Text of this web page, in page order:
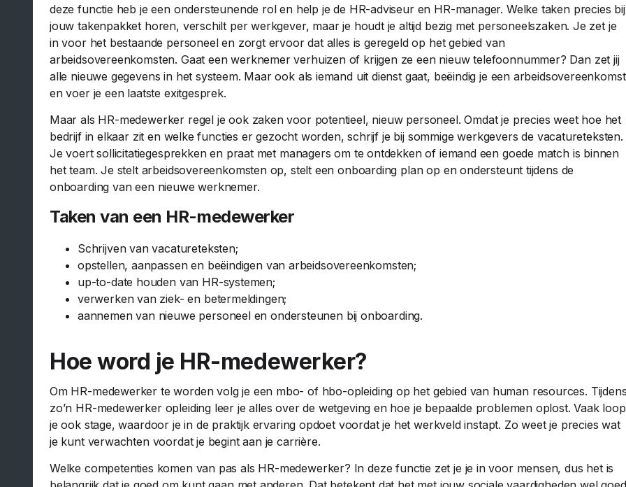
deze functie heb je een ondersteunende rol en help je de HR-adviseur en HR-manager. Welke taken precies bij
jouw takenpakket horen, verschilt per werkgever, maar je houdt je altijd bezig met personeelszaken. Je zet je
in voor het bestaande personeel en zorgt ervoor dat alles is geregeld op het gebied van
arbeidsovereenkomsten. Gaat een werknemer verhuizen of krijgen ze een nieuw telefoonnummer? Dan zet jij
alle nieuwe gegevens in het systeem. Maar ook als iemand uit dienst gaat, beëindig je een arbeidsovereenkomst
en voer je een laatste exitgesprek.
Maar als HR-medewerker regel je ook zaken voor potentieel, nieuw personeel. Omdat je precies weet hoe het
bedrijf in elkaar zit en welke functies er gezocht worden, schrijf je bij sommige werkgevers de vacatureteksten.
Je voert sollicitatiegesprekken en praat met managers om te ontdekken of iemand een goede match is binnen
het team. Je stelt arbeidsovereenkomsten op, stelt een onboarding plan op en ondersteunt tijdens de
onboarding van een nieuwe werknemer.
Taken van een HR-medewerker
Schrijven van vacatureteksten;
opstellen, aanpassen en beëindigen van arbeidsovereenkomsten;
up-to-date houden van HR-systemen;
verwerken van ziek- en betermeldingen;
aannemen van nieuwe personeel en ondersteunen bij onboarding.
Hoe word je HR-medewerker?
Om HR-medewerker te worden volg je een mbo- of hbo-opleiding op het gebied van human resources.
zo’n HR-medewerker opleiding leer je alles over de wetgeving en hoe je bepaalde problemen oplost. Vaak loop
je ook stage, waardoor je in de praktijk ervaring opdoet voordat je het werkveld instapt. Zo weet je precies wat
je kunt verwachten voordat je begint aan je carrière.
Welke competenties komen van pas als HR-medewerker? In deze functie zet je je in voor mensen, dus het is